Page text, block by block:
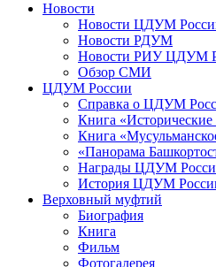
Новости
Новости ЦДУМ
Новости РДУМ
Новости РИУ ЦДУМ
Обзор СМИ
ЦДУМ России
Справка о ЦДУМ
Книга «Исторические
Книга
«Панорама
Награды ЦДУМ
История ЦДУМ
Верховный муфтий
Биография
Книга
Фильм
Фотогалерея